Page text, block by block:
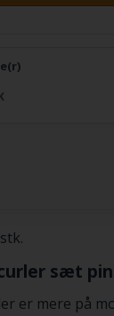
sæt
er mere på